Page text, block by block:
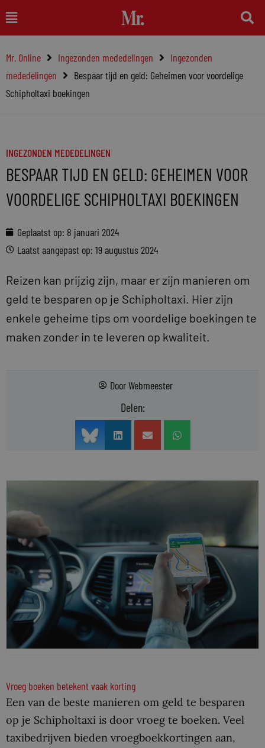
naar
inhoud
Main
Menu
Mr. Online Ingezonden mededelingen
Ingezonden
mededelingen
Bespaar tijd en geld: Geheimen voor voordelige
Schipholtaxi boekingen
INGEZONDEN MEDEDELINGEN
BESPAAR TIJD EN GELD: GEHEIMEN VOOR
VOORDELIGE SCHIPHOLTAXI BOEKINGEN
Geplaatst op: 8 januari 2024
Laatst aangepast op: 19 augustus 2024
Reizen kan prijzig zijn, maar er zijn manieren om
geld te besparen op je Schipholtaxi. Hier zijn
enkele geheime tips om voordelige boekingen te
maken zonder in te leveren op kwaliteit.
DoorWebmeester
Delen:
Vroeg boeken betekent vaak korting
Een van de beste manieren om geld te besparen
op je Schipholtaxi is door vroeg te boeken. Veel
taxibedrijven bieden vroegboekkortingen aan,